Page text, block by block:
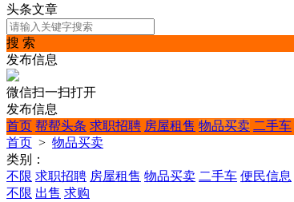
头条文章
搜 索
发布信息
微信扫一扫打开
发布信息
首页 帮帮头条 求职招聘 房屋租售 物品买卖 二手车
首页 > 物品买卖
类别：
不限 求职招聘 房屋租售 物品买卖 二手车 便民信息
不限 出售 求购